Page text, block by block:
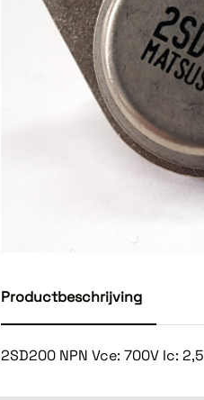
Productbeschrijving
2SD200 NPN Vce: 700V Ic: